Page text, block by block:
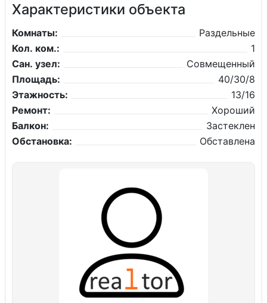
Характеристики объекта
Комнаты:
Раздельные
Кол. ком.:
1
Сан. узел:
Совмещенный
Площадь:
40/30/8
Этажность:
13/16
Ремонт:
Хороший
Балкон:
Застеклен
Обстановка:
Обставлена